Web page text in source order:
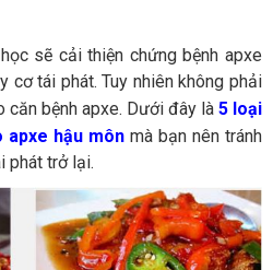
sẽ cải thiện chứng bệnh apxe
cơ tái phát. Tuy nhiên không phải
căn bệnh apxe. Dưới đây là 5 loại
hậu môn mà bạn nên tránh
phát trở lại.